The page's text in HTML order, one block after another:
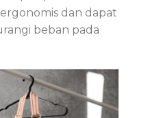
dan dapat
beban pada